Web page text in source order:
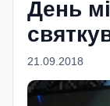
День
21.09.2018